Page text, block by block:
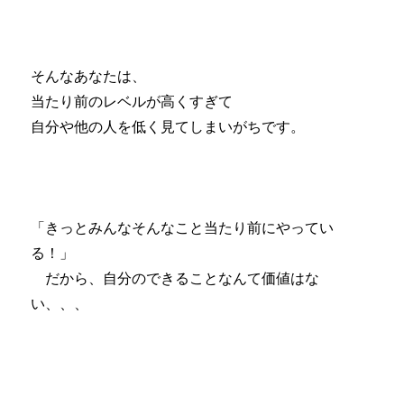
そんなあなたは、
当たり前のレベルが高くすぎて
自分や他の人を低く見てしまいがちです。
「きっとみんなそんなこと当たり前にやってい
る！」
だから、自分のできることなんて価値はな
い、、、